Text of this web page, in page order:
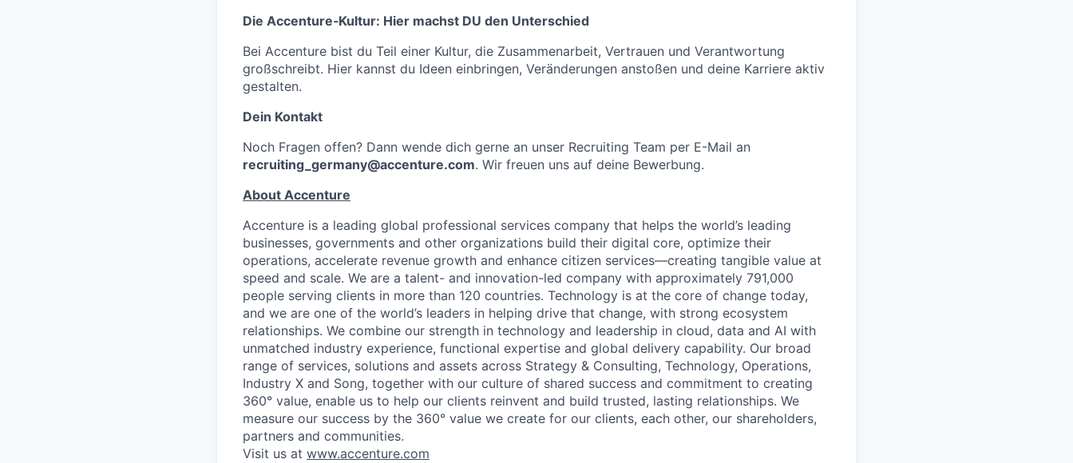
Die Accenture‑Kultur: Hier machst DU den Unterschied
Bei Accenture bist du Teil einer Kultur, die Zusammenarbeit, Vertrauen und Verantwortung
großschreibt. Hier kannst du Ideen einbringen, Veränderungen anstoßen und deine Karriere aktiv
gestalten.
Dein Kontakt
Noch Fragen offen? Dann wende dich gerne an unser Recruiting Team per E-Mail an
recruiting_germany@accenture.com. Wir freuen uns auf deine Bewerbung.
About Accenture
Accenture is a leading global professional services company that helps the world’s leading
businesses, governments and other organizations build their digital core, optimize their
operations, accelerate revenue growth and enhance citizen services—creating tangible value at
speed and scale. We are a talent- and innovation-led company with approximately 791,000
people serving clients in more than 120 countries. Technology is at the core of change today,
and we are one of the world’s leaders in helping drive that change, with strong ecosystem
relationships. We combine our strength in technology and leadership in cloud, data and AI with
unmatched industry experience, functional expertise and global delivery capability. Our broad
range of services, solutions and assets across Strategy & Consulting, Technology, Operations,
Industry X and Song, together with our culture of shared success and commitment to creating
360° value, enable us to help our clients reinvent and build trusted, lasting relationships. We
measure our success by the 360° value we create for our clients, each other, our shareholders,
partners and communities.
Visit us at www.accenture.com